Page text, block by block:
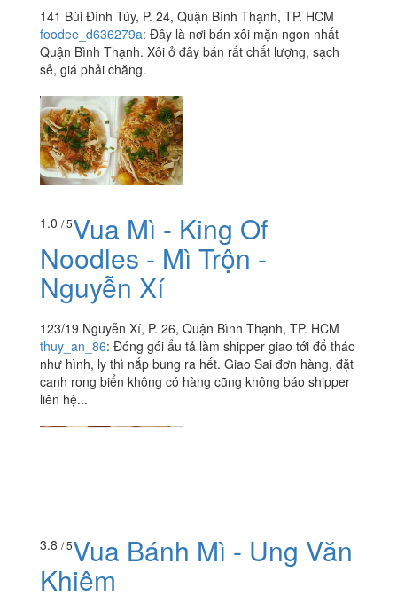
141 Bùi Đình Túy, P. 24, Quận Bình Thạnh, TP. HCM
foodee_d636279a: Đây là nơi bán xôi mặn ngon nhất
Quận Bình Thạnh. Xôi ở đây bán rất chất lượng, sạch
sẻ, giá phải chăng.
1.0 / 5Vua Mì - King Of
Noodles - Mì Trộn -
Nguyễn Xí
123/19 Nguyễn Xí, P. 26, Quận Bình Thạnh, TP. HCM
thuy_an_86: Đóng gói ẩu tả làm shipper giao tới đổ tháo
như hình, ly thì nắp bung ra hết. Giao Sai đơn hàng, đặt
canh rong biển không có hàng cũng không báo shipper
liên hệ...
3.8 / 5Vua Bánh Mì - Ung Văn
Khiêm